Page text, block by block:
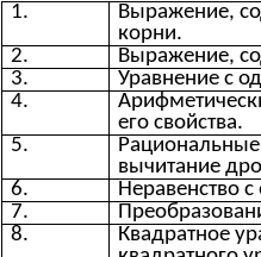
1.
Выражение,
корни.
2.
Выражение,
3.
Уравнение с
4.
его свойства.
5.
вычитание
6.
Неравенство
7.
8.
Квадратное